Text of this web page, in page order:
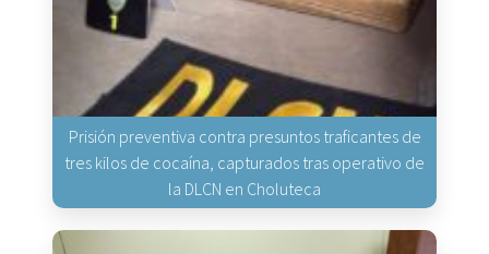
Prisión preventiva contra presuntos traficantes de
tres kilos de cocaína, capturados tras operativo de
la DLCN en Choluteca